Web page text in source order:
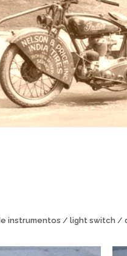
instrumentos / light switch /